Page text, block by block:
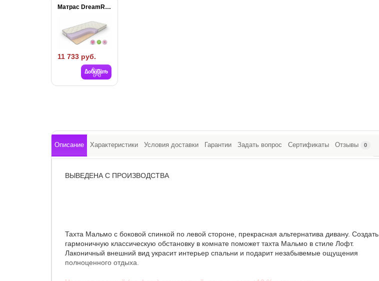
Матрас DreamRoll Season
11 733 руб.
Добавить
Описание Характеристики Условия доставки Гарантии Задать вопрос Сертификаты Отзывы 0
ВЫВЕДЕНА С ПРОИЗВОДСТВА
Тахта Мальмо с боковой спинкой по левой стороне, прекрасная альтернатива дивану. Создать
гармоничную классическую обстановку в комнате поможет тахта Мальмо в стиле Лофт.
Лаконичный внешний вид украсит интерьер спальни и подарит незабывемые ощущения
полноценного отдыха.